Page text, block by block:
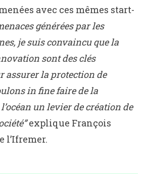
avec ces mêmes start-
générées par les
je suis convaincu que la
sont des clés
assurer la protection de
in fine faire de la
un levier de création de
explique François
l’Ifremer.